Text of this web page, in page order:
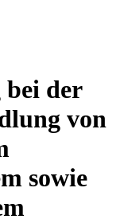
der
von
sowie